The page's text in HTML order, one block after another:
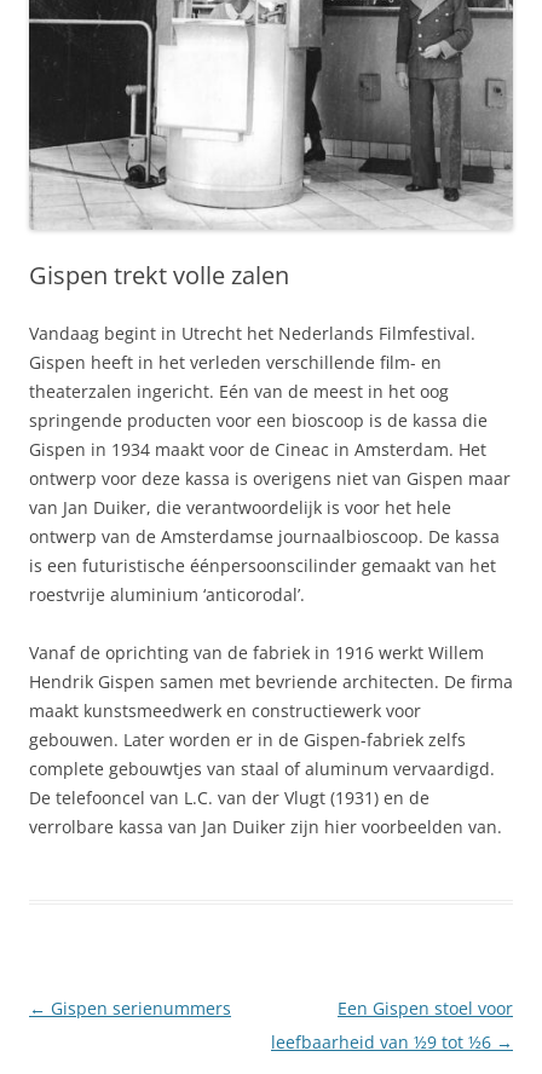
Gispen trekt volle zalen
Vandaag begint in Utrecht het Nederlands Filmfestival.
Gispen heeft in het verleden verschillende film- en
theaterzalen ingericht. Eén van de meest in het oog
springende producten voor een bioscoop is de kassa die
Gispen in 1934 maakt voor de Cineac in Amsterdam. Het
ontwerp voor deze kassa is overigens niet van Gispen maar
van Jan Duiker, die verantwoordelijk is voor het hele
ontwerp van de Amsterdamse journaalbioscoop. De kassa
is een futuristische éénpersoonscilinder gemaakt van het
roestvrije aluminium ‘anticorodal’.
Vanaf de oprichting van de fabriek in 1916 werkt Willem
Hendrik Gispen samen met bevriende architecten. De firma
maakt kunstsmeedwerk en constructiewerk voor
gebouwen. Later worden er in de Gispen-fabriek zelfs
complete gebouwtjes van staal of aluminum vervaardigd.
De telefooncel van L.C. van der Vlugt (1931) en de
verrolbare kassa van Jan Duiker zijn hier voorbeelden van.
Berichtnavigatie
← Gispen serienummers
Een Gispen stoel voor
leefbaarheid van ½9 tot ½6 →